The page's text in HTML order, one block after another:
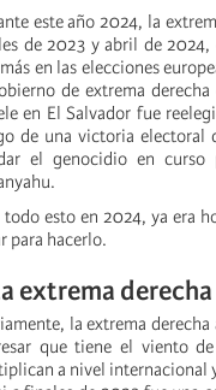
este año 2024, la
de 2023 y abril de 2024,
en las elecciones
de extrema
en El Salvador fue
de una victoria electoral
el genocidio en curso
todo esto en 2024, ya era
para hacerlo.
extrema
la extrema
que tiene el viento
a nivel internacional